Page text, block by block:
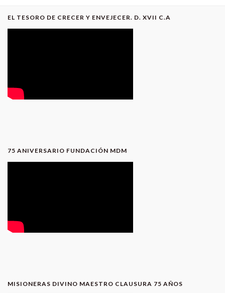
EL TESORO DE CRECER Y ENVEJECER. D. XVII C.A
75 ANIVERSARIO FUNDACIÓN MDM
MISIONERAS DIVINO MAESTRO CLAUSURA 75 AÑOS